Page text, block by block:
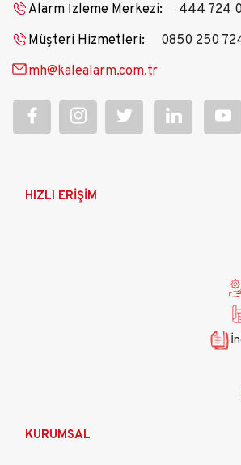
Alarm İzleme Merkezi:
444 724 0
Müşteri Hizmetleri:
0850 250
mh@kalealarm.com.tr
AnaHIZLI ERİŞİM
KURUMSAL